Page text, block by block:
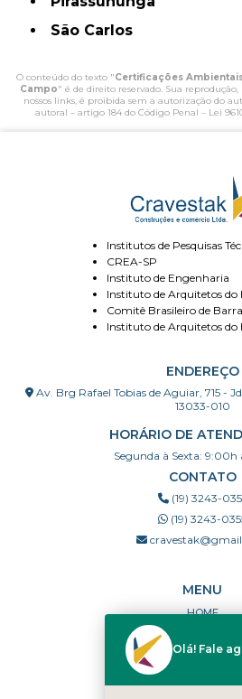
São Carlos
O conteúdo do texto "Certificações
Campo" é de direito reservado. Sua
nossos links, é proibida sem a autorização do
autoral – artigo 184 do Código Penal – Lei
Institutos de Pesquisas
CREA-SP
Instituto de Engenharia
Instituto de Arquitetos do
Comitê Brasileiro de
Instituto de Arquitetos do
ENDEREÇO
Av. Brg Rafael Tobias de Aguiar, 715 -
13033-010
HORÁRIO DE
Segunda à Sexta: 9:00h
CONTATO
(19) 3243-
(19) 3243-
MENU
HOME
PORTFÓLIO
DÚVIDAS
Olá! Fale